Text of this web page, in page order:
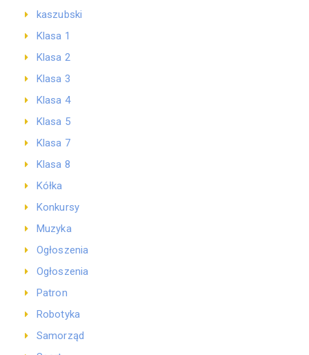
kaszubski
Klasa 1
Klasa 2
Klasa 3
Klasa 4
Klasa 5
Klasa 7
Klasa 8
Kółka
Konkursy
Muzyka
Ogłoszenia
Ogłoszenia
Patron
Robotyka
Samorząd